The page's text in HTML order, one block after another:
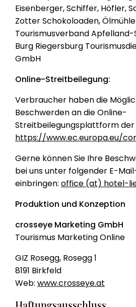
Eisenberger, Schiffer, Höfler,
Zotter Schokoloaden,
Tourismusverband
Burg Riegersburg
GmbH
Online-Streitbeilegung:
Verbraucher haben die
Beschwerden an die Online-
Streitbeilegungsplattform der
https://www.ec.europa.eu/
Gerne können Sie Ihre
bei uns unter folgender E-
einbringen: office (at) hotel-
Produktion und Konzeption
crosseye Marketing GmbH
Tourismus Marketing Online
GIZ Rosegg, Rosegg 1
8191 Birkfeld
Web: www.crosseye.at